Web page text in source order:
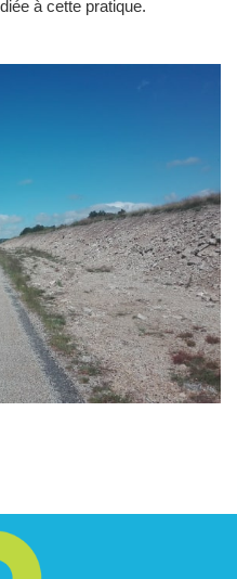
à cette pratique.